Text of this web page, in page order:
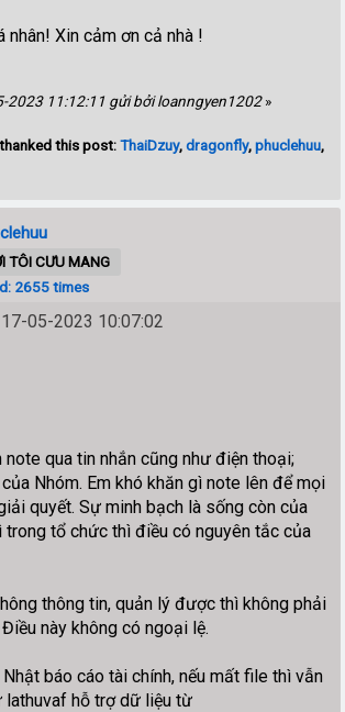
nhân! Xin cảm ơn cả nhà !
2023 11:12:11 gửi bởi loanngyen1202»
this post:ThaiDzuy,dragonfly,phuclehuu,
TÔI CƯU MANG
2655 times
17-05-2023 10:07:02
note qua tin nhắn cũng như điện thoại;
Nhóm. Em khó khăn gì note lên để mọi
quyết. Sự minh bạch là sống còn của
trong tổ chức thì điều có nguyên tắc của
thông tin, quản lý được thì không phải
này không có ngoại lệ.
báo cáo tài chính, nếu mất file thì vẫn
lathuvaf hỗ trợ dữ liệu từ